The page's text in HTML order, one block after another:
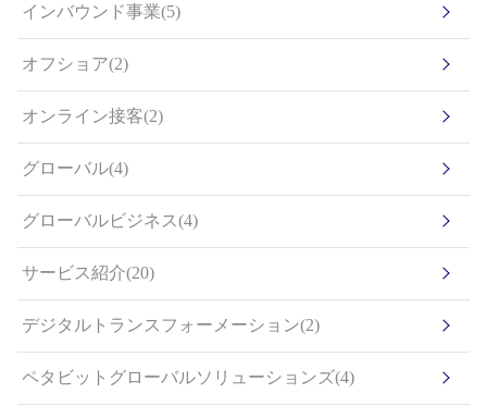
インバウンド事業(5)
オフショア(2)
オンライン接客(2)
グローバル(4)
グローバルビジネス(4)
サービス紹介(20)
デジタルトランスフォーメーション(2)
ペタビットグローバルソリューションズ(4)